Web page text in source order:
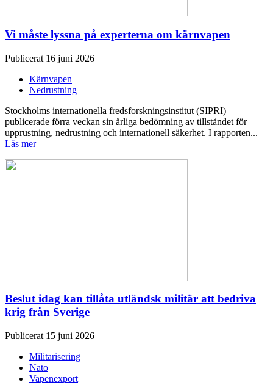
Vi måste lyssna på experterna om kärnvapen
Publicerat 16 juni 2026
Kärnvapen
Nedrustning
Stockholms internationella fredsforskningsinstitut (SIPRI)
publicerade förra veckan sin årliga bedömning av tillståndet för
upprustning, nedrustning och internationell säkerhet. I rapporten...
Läs mer
Beslut idag kan tillåta utländsk militär att bedriva
krig från Sverige
Publicerat 15 juni 2026
Militarisering
Nato
Vapenexport